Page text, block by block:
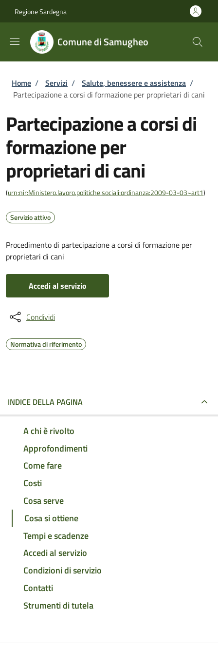
Regione Sardegna
Comune di Samugheo
Briciole di pane
Home / Servizi / Salute, benessere e assistenza /
Partecipazione a corsi di formazione per proprietari di cani
Partecipazione a corsi di
formazione per
proprietari di cani
(urn:nir:Ministero.lavoro.politiche.sociali:ordinanza:2009-03-03~art1)
Servizio attivo
Procedimento di partecipazione a corsi di formazione per
proprietari di cani
Accedi al servizio
Condividi
Normativa di riferimento
INDICE DELLA PAGINA
A chi è rivolto
Approfondimenti
Come fare
Costi
Cosa serve
Cosa si ottiene
Tempi e scadenze
Accedi al servizio
Condizioni di servizio
Contatti
Strumenti di tutela